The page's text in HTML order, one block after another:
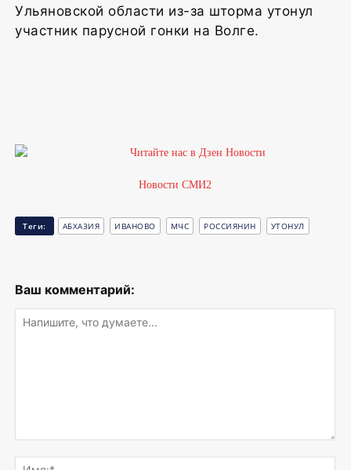
Ульяновской области из-за шторма утонул
участник парусной гонки на Волге.
Новости СМИ2
Теги: АБХАЗИЯ ИВАНОВО МЧС РОССИЯНИН УТОНУЛ
Ваш комментарий:
что